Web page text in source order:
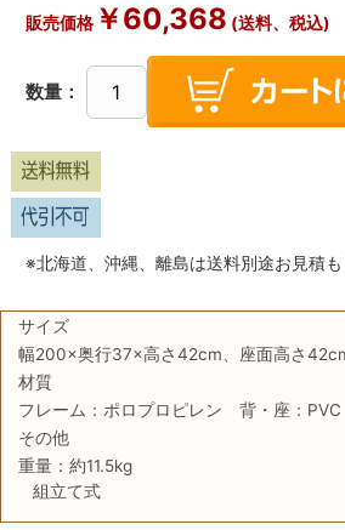
販売価格￥60,368 (送料、税込)
数量：
※北海道、沖縄、離島は送料別途お見積も
サイズ
幅200×奥行37×高さ42cm、座面高さ
材質
フレーム：ポロプロピレン 背・座：PVC
その他
重量：約11.5kg
組立て式